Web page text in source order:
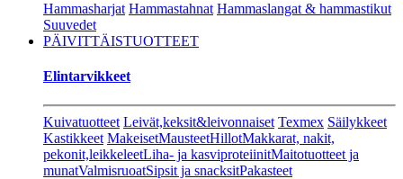
Hammasharjat Hammastahnat Hammaslangat & hammastikut
Suuvedet
PÄIVITTÄISTUOTTEET
Elintarvikkeet
Kuivatuotteet Leivät,keksit&leivonnaiset Texmex Säilykkeet
Kastikkeet MakeisetMausteetHillotMakkarat, nakit,
pekonit,leikkeleetLiha- ja kasviproteiinitMaitotuotteet ja
munatValmisruoatSipsit ja snacksitPakasteet